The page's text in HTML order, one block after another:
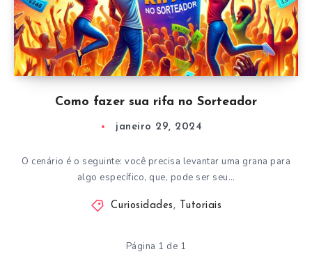
Como fazer sua rifa no Sorteador
janeiro 29, 2024
O cenário é o seguinte: você precisa levantar uma grana para
algo específico, que, pode ser seu…
Curiosidades, Tutoriais
Página 1 de 1